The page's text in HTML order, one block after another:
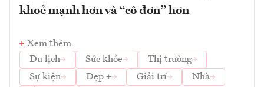
khoẻ mạnh hơn và “cô đơn” hơn
Xem thêm
Du lịch
Sức khỏe
Thị trường
Sự kiện
Đẹp + Giải trí
Nhà